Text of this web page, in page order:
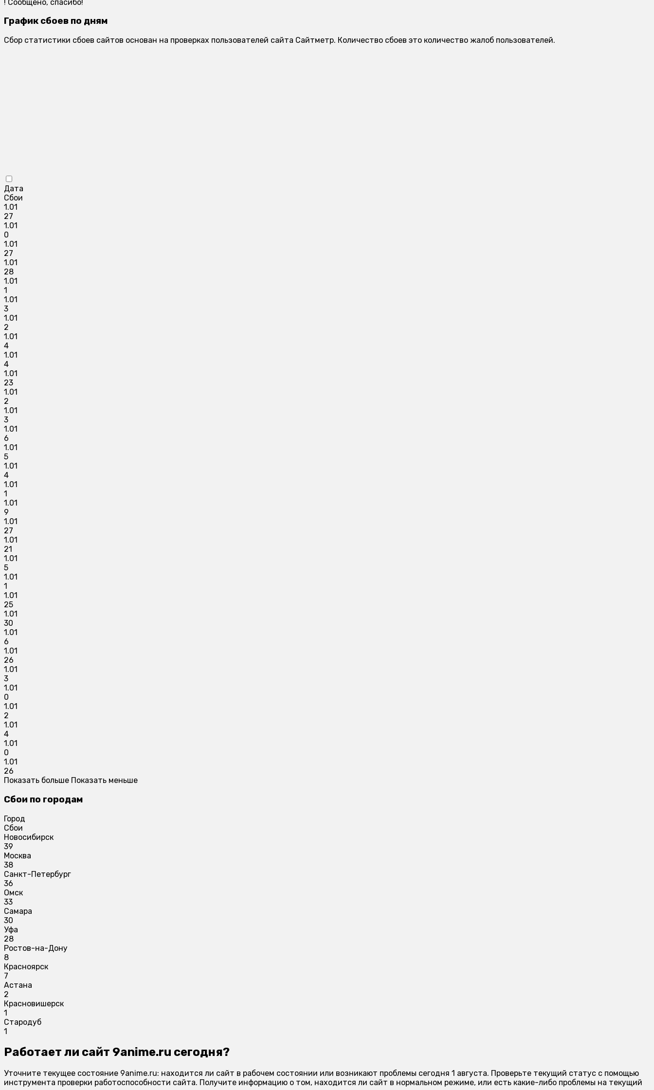
! Сообщено, спасибо!
График сбоев по дням
Сбор статистики сбоев сайтов основан на проверках пользователей сайта Сайтметр. Количество сбоев это количество жалоб пользователей.
Дата
Сбои
1.01
27
1.01
0
1.01
27
1.01
28
1.01
1
1.01
3
1.01
2
1.01
4
1.01
4
1.01
23
1.01
2
1.01
3
1.01
6
1.01
5
1.01
4
1.01
1
1.01
9
1.01
27
1.01
21
1.01
5
1.01
1
1.01
25
1.01
30
1.01
6
1.01
26
1.01
3
1.01
0
1.01
2
1.01
4
1.01
0
1.01
26
Показать больше Показать меньше
Сбои по городам
Город
Сбои
Новосибирск
39
Москва
38
Санкт-Петербург
36
Омск
33
Самара
30
Уфа
28
Ростов-на-Дону
8
Красноярск
7
Астана
2
Красновишерск
1
Стародуб
1
Работает ли сайт 9anime.ru сегодня?
Уточните текущее состояние 9anime.ru: находится ли сайт в рабочем состоянии или возникают проблемы сегодня 1 августа. Проверьте текущий статус с помощью
инструмента проверки работоспособности сайта. Получите информацию о том, находится ли сайт в нормальном режиме, или есть какие-либо проблемы на текущий